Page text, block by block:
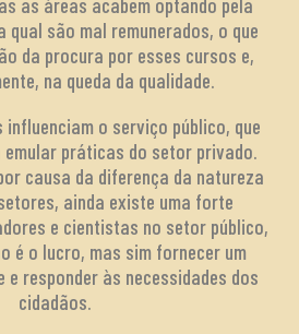
as áreas acabem optando pela
são mal remunerados, o que
da procura por esses cursos e,
na queda da qualidade.
o serviço público, que
práticas do setor privado.
causa da diferença da natureza
ainda existe uma forte
e cientistas no setor público,
é o lucro, mas sim fornecer um
e responder às necessidades dos
cidadãos.